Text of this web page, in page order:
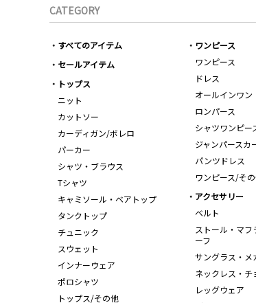
CATEGORY
すべてのアイテム
セールアイテム
トップス
ニット
カットソー
カーディガン/ボレロ
パーカー
シャツ・ブラウス
Tシャツ
キャミソール・ベアトップ
タンクトップ
チュニック
スウェット
インナーウェア
ポロシャツ
トップス/その他
ワンピース
ワンピース
ドレス
オールインワン
ロンパース
シャツワンピー
ジャンパースカ
パンツドレス
ワンピース/そ
アクセサリー
ベルト
ストール・マフ
ーフ
サングラス・メ
ネックレス・チ
レッグウェア